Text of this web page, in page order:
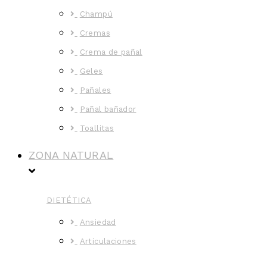
Champú
Cremas
Crema de pañal
Geles
Pañales
Pañal bañador
Toallitas
ZONA NATURAL
DIETÉTICA
Ansiedad
Articulaciones